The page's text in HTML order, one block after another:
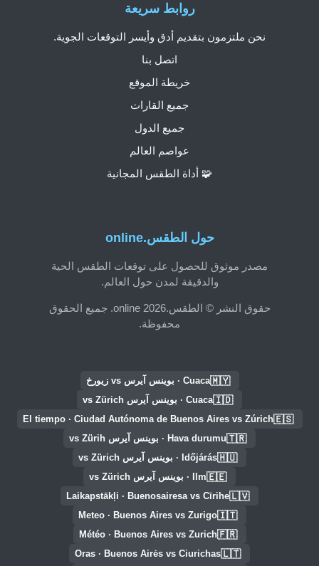
حول الطقس.online
مصدر موثوق للحصول على توقعات الطقس الحية
والدقيقة لمدن حول العالم.
حقوق النشر © الطقس.online 2026. جميع الحقوق
محفوظة.
روابط سريعة
نحن ملتزمون بتقديم أدق وأيسر التوقعات الجوية.
اتصل بنا
خريطة الموقع
جميع القارات
جميع الدول
عواصم العالم
🧩 أداة الطقس المجانية
🇲🇾Cuaca · بوينس آيرس vs زيورخ
🇮🇩Cuaca · بوينس آيرس vs Zürich
🇪🇸
El tiempo · Ciudad Autónoma de Buenos Aires vs Zúrich
🇹🇷Hava durumu · بوينس آيرس vs Zürih
🇭🇺Időjárás · بوينس آيرس vs Zürich
🇪🇪Ilm · بوينس آيرس vs Zürich
🇱🇻
Laikapstākļi · Buenosairesa vs Cīrihe
🇮🇹
Meteo · Buenos Aires vs Zurigo
🇫🇷
Météo · Buenos Aires vs Zurich
🇱🇹
Oras · Buenos Airės vs Ciurichas